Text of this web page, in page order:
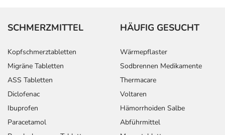
SCHMERZMITTEL
Kopfschmerztabletten
Migräne Tabletten
ASS Tabletten
Diclofenac
Ibuprofen
Paracetamol
HÄUFIG GESUCHT
Wärmepflaster
Sodbrennen Medikamente
Thermacare
Voltaren
Hämorrhoiden Salbe
Abführmittel